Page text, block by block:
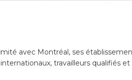
avec Montréal, ses
travailleurs qualifiés et